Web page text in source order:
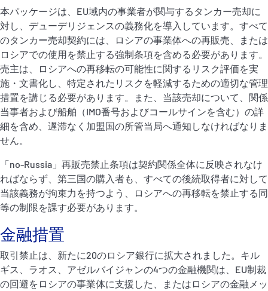
本パッケージは、EU域内の事業者が関与するタンカー売却に
対し、デューデリジェンスの義務化を導入しています。すべて
のタンカー売却契約には、ロシアの事業体への再販売、または
ロシアでの使用を禁止する強制条項を含める必要があります。
売主は、ロシアへの再移転の可能性に関するリスク評価を実
施・文書化し、特定されたリスクを軽減するための適切な管理
措置を講じる必要があります。また、当該売却について、関係
当事者および船舶（IMO番号およびコールサインを含む）の詳
細を含め、遅滞なく加盟国の所管当局へ通知しなければなりま
せん。
「no-Russia」再販売禁止条項は契約関係全体に反映されなけ
ればならず、第三国の購入者も、すべての後続取得者に対して
当該義務が拘束力を持つよう、ロシアへの再移転を禁止する同
等の制限を課す必要があります。
金融措置
取引禁止は、新たに20のロシア銀行に拡大されました。キル
ギス、ラオス、アゼルバイジャンの4つの金融機関は、EU制裁
の回避をロシアの事業体に支援した、またはロシアの金融メッ